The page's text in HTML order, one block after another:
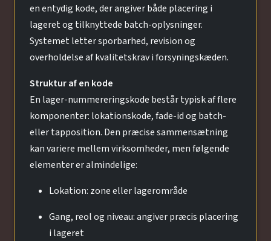
en entydig kode, der angiver både placering i
lageret og tilknyttede batch-oplysninger.
Systemet letter sporbarhed, revision og
overholdelse af kvalitetskrav i forsyningskæden.
Struktur af en kode
En lager-nummereringskode består typisk af flere
komponenter: lokationskode, fade-id og batch-
eller tapposition. Den præcise sammensætning
kan variere mellem virksomheder, men følgende
elementer er almindelige:
Lokation: zone eller lagerområde
Gang, reol og niveau: angiver præcis placering
i lageret